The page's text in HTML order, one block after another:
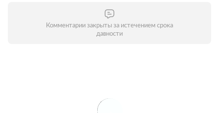
Комментарии закрыты за истечением срока
давности